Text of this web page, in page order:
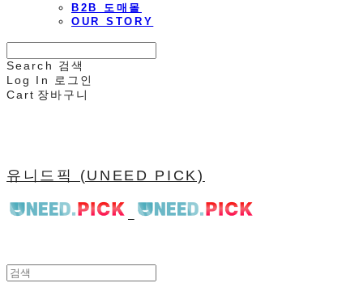
B2B 도매몰
OUR STORY
Search
검색
Log In
로그인
Cart 장바구니
유니드픽 (UNEED PICK)